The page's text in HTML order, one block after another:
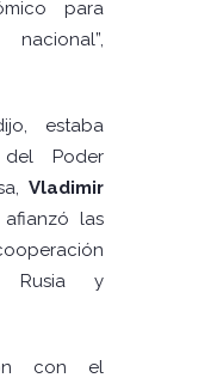
para
estaba
Poder
Vladimir
las
Rusia y
con el